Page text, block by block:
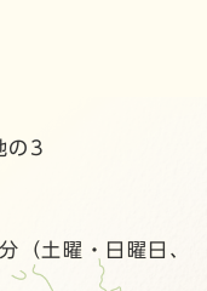
の3
土曜・日曜日、